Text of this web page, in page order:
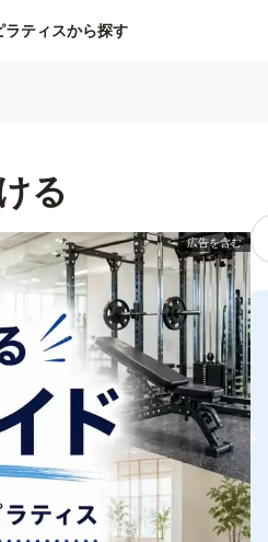
ラティスから探す
る